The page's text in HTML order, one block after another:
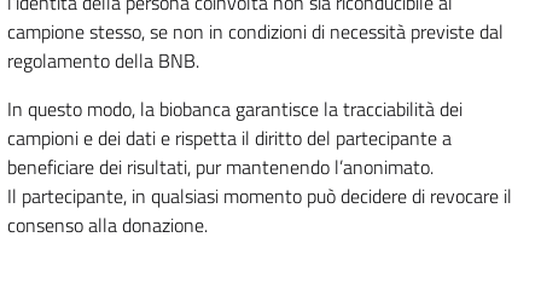
campione stesso, se non in condizioni di necessità previste dal
regolamento della BNB.
In questo modo, la biobanca garantisce la tracciabilità dei
campioni e dei dati e rispetta il diritto del partecipante a
beneficiare dei risultati, pur mantenendo l’anonimato.
Il partecipante, in qualsiasi momento può decidere di revocare il
consenso alla donazione.